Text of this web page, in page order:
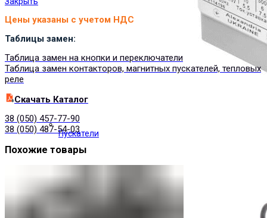
Пускатели
Цены указаны с учетом НДС
Таблицы замен:
Таблица замен на кнопки и переключатели
Таблица замен контакторов, магнитных пускателей, тепловых
реле
Cкачать Каталог
38 (050) 457-77-90
38 (050) 487-54-03
Похожие товары